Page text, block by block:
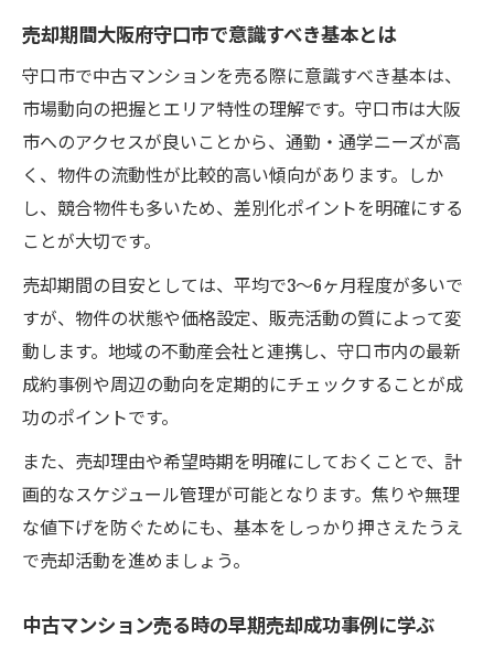
中古マンション売る前に押さえたい長期化
リスク
売却期間大阪府守口市でありがちなNG行動
と回避策
中古マンション売る時の早期売却を妨げる
要因分析
スムーズな売却を実現するポイント解説
中古マンション売る上で重要なスムーズ売
却術
売却期間大阪府守口市で失敗しない進め方
のコツ
中古マンション売る際のタイミングと準備
ポイント
売却期間大阪府守口市で知っておきたい実
践法
中古マンション売る時のアピール方法と工
売却で失敗しないためのNG行動と注意点
売却期間大阪府守口市で意識すべき基本とは
守口市で中古マンションを売る際に意識すべき基本は、
市場動向の把握とエリア特性の理解です。守口市は大阪
市へのアクセスが良いことから、通勤・通学ニーズが高
く、物件の流動性が比較的高い傾向があります。しか
し、競合物件も多いため、差別化ポイントを明確にする
ことが大切です。
売却期間の目安としては、平均で3〜6ヶ月程度が多いで
すが、物件の状態や価格設定、販売活動の質によって変
動します。地域の不動産会社と連携し、守口市内の最新
成約事例や周辺の動向を定期的にチェックすることが成
功のポイントです。
また、売却理由や希望時期を明確にしておくことで、計
画的なスケジュール管理が可能となります。焦りや無理
な値下げを防ぐためにも、基本をしっかり押さえたうえ
で売却活動を進めましょう。
中古マンション売る時の早期売却成功事例に学ぶ